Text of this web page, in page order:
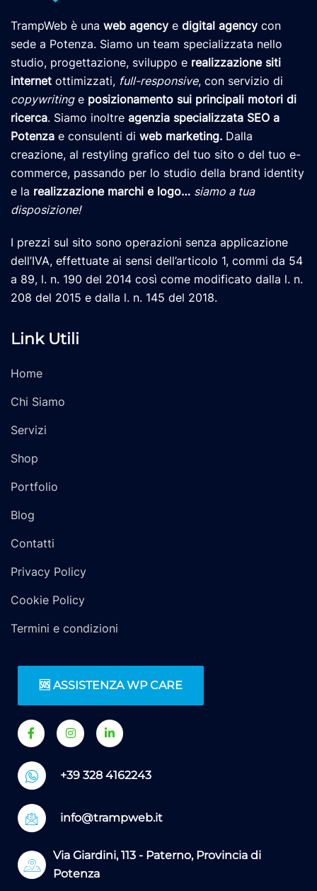
TrampWeb è una web agency e digital agency con
sede a Potenza. Siamo un team specializzata nello
studio, progettazione, sviluppo e realizzazione siti
internet ottimizzati, full-responsive, con servizio di
copywritinge posizionamento sui principali motori di
ricerca. Siamo inoltre agenzia specializzata SEO a
Potenza e consulenti di web marketing. Dalla
creazione, al restyling grafico del tuo sito o del tuo e-
commerce, passando per lo studio della brand identity
e la realizzazione marchi e logo… siamo a tua
disposizione!
I prezzi sul sito sono operazioni senza applicazione
dell’IVA, effettuate ai sensi dell’articolo 1, commi da 54
a 89, l. n. 190 del 2014 così come modificato dalla l. n.
208 del 2015 e dalla l. n. 145 del 2018.
Link Utili
Home
Chi Siamo
Servizi
Shop
Portfolio
Blog
Contatti
Privacy Policy
Cookie Policy
Termini e condizioni
🆘 ASSISTENZA WP CARE
+39 328 4162243
info@trampweb.it
Via Giardini, 113 - Paterno, Provincia di
Potenza